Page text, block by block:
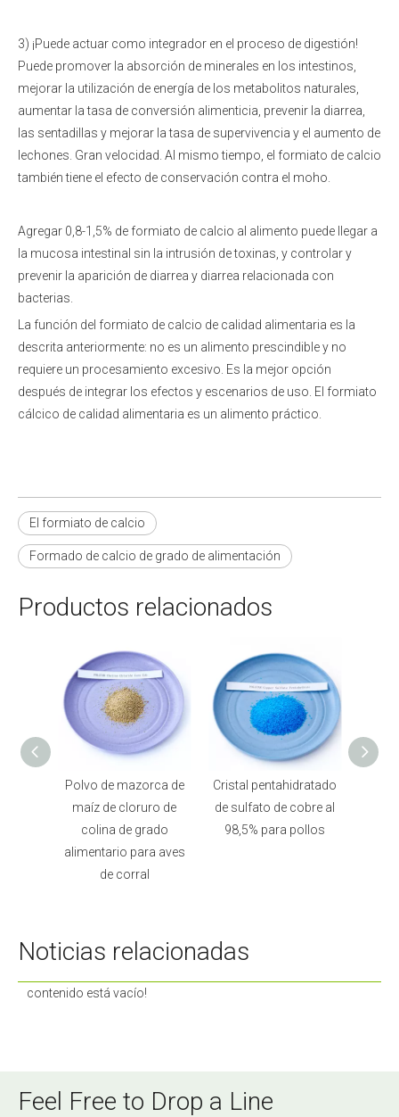
3) ¡Puede actuar como integrador en el proceso de digestión!
Puede promover la absorción de minerales en los intestinos,
mejorar la utilización de energía de los metabolitos naturales,
aumentar la tasa de conversión alimenticia, prevenir la diarrea,
las sentadillas y mejorar la tasa de supervivencia y el aumento de
lechones. Gran velocidad. Al mismo tiempo, el formiato de calcio
también tiene el efecto de conservación contra el moho.
Agregar 0,8-1,5% de formiato de calcio al alimento puede llegar a
la mucosa intestinal sin la intrusión de toxinas, y controlar y
prevenir la aparición de diarrea y diarrea relacionada con
bacterias.
La función del formiato de calcio de calidad alimentaria es la
descrita anteriormente: no es un alimento prescindible y no
requiere un procesamiento excesivo. Es la mejor opción
después de integrar los efectos y escenarios de uso. El formiato
cálcico de calidad alimentaria es un alimento práctico.
El formiato de calcio
Formado de calcio de grado de alimentación
Productos relacionados
Polvo de mazorca de
maíz de cloruro de
colina de grado
alimentario para aves
de corral
Cristal pentahidratado
de sulfato de cobre al
98,5% para pollos
Noticias relacionadas
contenido está vacío!
Feel Free to Drop a Line